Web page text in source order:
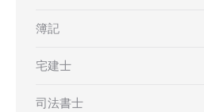
簿記
宅建士
司法書士